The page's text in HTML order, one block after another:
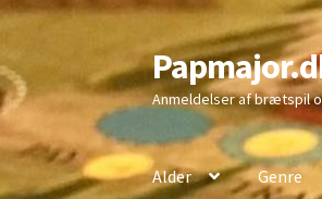
Spring
til
navigation
Spring
til
indhold
Anmeldelser af brætspil
Alder Genre